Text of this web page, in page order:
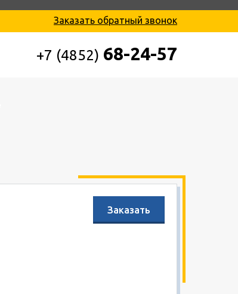
Заказать обратный звонок
+7 (4852) 68-24-57
Заказать